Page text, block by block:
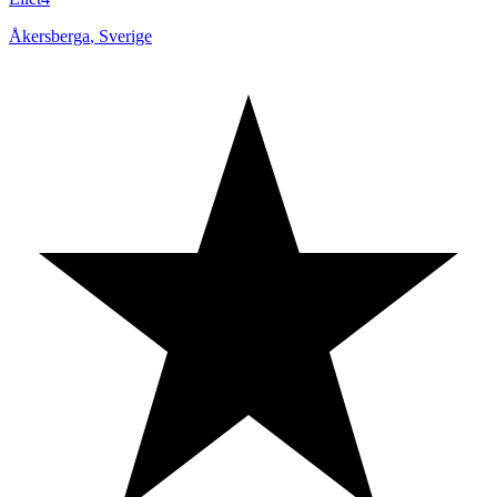
Åkersberga, Sverige